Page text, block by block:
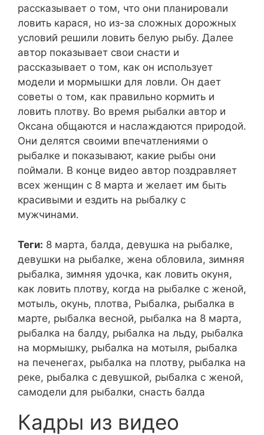
рассказывает о том, что они планировали
ловить карася, но из-за сложных дорожных
условий решили ловить белую рыбу. Далее
автор показывает свои снасти и
рассказывает о том, как он использует
модели и мормышки для ловли. Он дает
советы о том, как правильно кормить и
ловить плотву. Во время рыбалки автор и
Оксана общаются и наслаждаются природой.
Они делятся своими впечатлениями о
рыбалке и показывают, какие рыбы они
поймали. В конце видео автор поздравляет
всех женщин с 8 марта и желает им быть
красивыми и ездить на рыбалку с
мужчинами.
Теги: 8 марта, балда, девушка на рыбалке,
девушки на рыбалке, жена обловила, зимняя
рыбалка, зимняя удочка, как ловить окуня,
как ловить плотву, когда на рыбалке с женой,
мотыль, окунь, плотва, Рыбалка, рыбалка в
марте, рыбалка весной, рыбалка на 8 марта,
рыбалка на балду, рыбалка на льду, рыбалка
на мормышку, рыбалка на мотыля, рыбалка
на печенегах, рыбалка на плотву, рыбалка на
реке, рыбалка с девушкой, рыбалка с женой,
самодели для рыбалки, снасть балда
Кадры из видео